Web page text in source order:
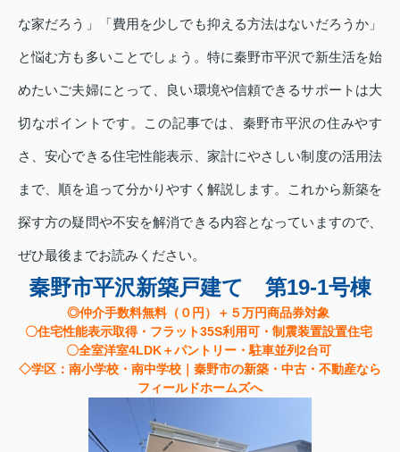
な家だろう」「費用を少しでも抑える方法はないだろうか」
と悩む方も多いことでしょう。特に秦野市平沢で新生活を始
めたいご夫婦にとって、良い環境や信頼できるサポートは大
切なポイントです。この記事では、秦野市平沢の住みやす
さ、安心できる住宅性能表示、家計にやさしい制度の活用法
まで、順を追って分かりやすく解説します。これから新築を
探す方の疑問や不安を解消できる内容となっていますので、
ぜひ最後までお読みください。
秦野市平沢新築戸建て 第19-1号棟
◎仲介手数料無料（０円）＋５万円商品券対象
〇住宅性能表示取得・フラット35S利用可・制震装置設置住宅
〇全室洋室4LDK＋パントリー・駐車並列2台可
◇学区：南小学校・南中学校｜秦野市の新築・中古・不動産なら
フィールドホームズへ